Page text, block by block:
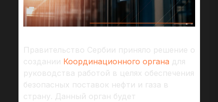
Правительство Сербии приняло решение о
создании Координационного органа для
руководства работой в целях обеспечения
безопасных поставок нефти и газа в
страну. Данный орган будет